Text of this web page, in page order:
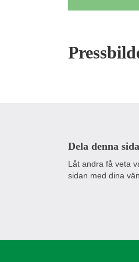
Dela denna sida
Låt andra få veta
sidan med dina